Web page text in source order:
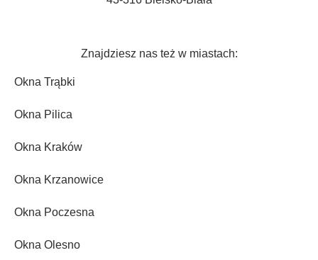
Znajdziesz nas też w miastach:
Okna Trąbki
Okna Pilica
Okna Kraków
Okna Krzanowice
Okna Poczesna
Okna Olesno